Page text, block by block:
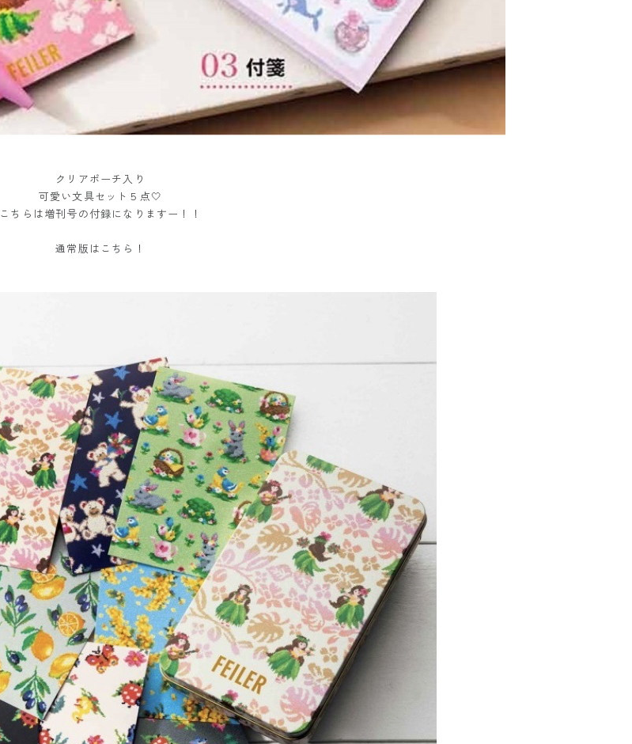
クリアポーチ入り
可愛い文具セット５点🤍
こちらは増刊号の付録になりますー！！
通常版はこちら！